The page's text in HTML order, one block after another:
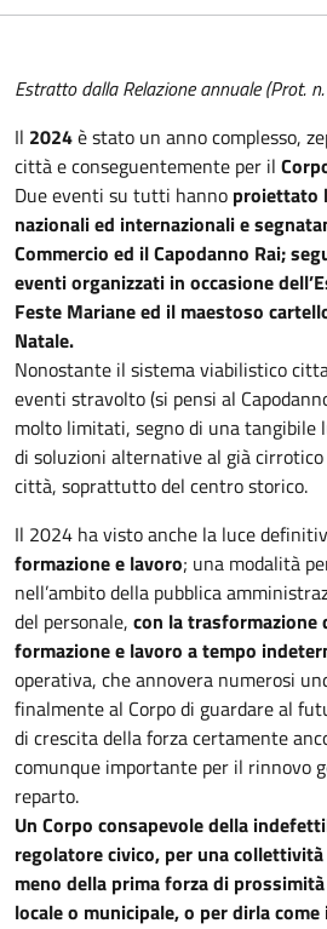
Estratto dalla Relazione annuale (Prot.
Il 2024è stato un anno complesso,
città e conseguentemente per il
Due eventi su tutti hanno proiettato
nazionali ed internazionali e
Commercio ed il Capodanno Rai;
eventi organizzati in occasione
Feste Mariane ed il maestoso
Natale.
Nonostante il sistema viabilistico
eventi stravolto (si pensi al
molto limitati, segno di una
di soluzioni alternative al già
città, soprattutto del centro storico.
Il 2024 ha visto anche la luce
formazione e lavoro; una modalità
nell’ambito della pubblica
del personale, con la
formazione e lavoro a tempo
operativa, che annovera numerosi
finalmente al Corpo di guardare al
di crescita della forza certamente
comunque importante per il rinnovo
reparto.
Un Corpo consapevole della
regolatore civico, per una
meno della prima forza di
locale o municipale, o per dirla